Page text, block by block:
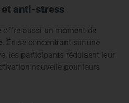
et anti-stress
offre aussi un moment de
. En se concentrant sur une
les participants réduisent leur
nouvelle pour leurs